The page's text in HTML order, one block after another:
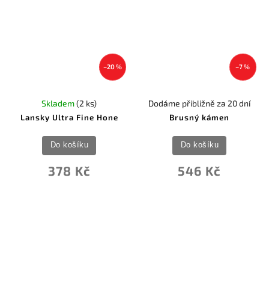
–20 %
Lansky Ultra Fine Hone
Skladem(2 ks)
378 Kč
Do košíku
–7 %
Brusný kámen
Dodáme přibližně za 20 dní
546 Kč
Do košíku